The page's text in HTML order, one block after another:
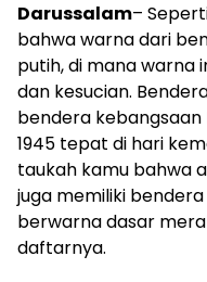
Darussalam–
bahwa warna dari
putih,di mana warna
dan kesucian.
bendera kebangsaan
1945 tepat di hari
taukah kamu bahwa
juga memiliki
berwarna dasar
daftarnya.